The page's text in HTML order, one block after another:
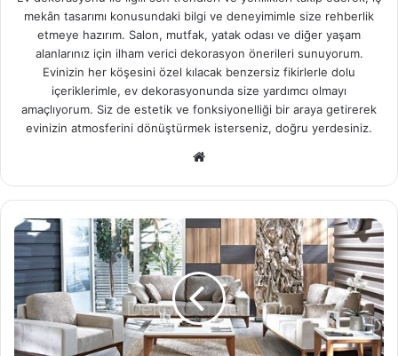
mekân tasarımı konusundaki bilgi ve deneyimimle size rehberlik
etmeye hazırım. Salon, mutfak, yatak odası ve diğer yaşam
alanlarınız için ilham verici dekorasyon önerileri sunuyorum.
Evinizin her köşesini özel kılacak benzersiz fikirlerle dolu
içeriklerimle, ev dekorasyonunda size yardımcı olmayı
amaçlıyorum. Siz de estetik ve fonksiyonelliği bir araya getirerek
evinizin atmosferini dönüştürmek isterseniz, doğru yerdesiniz.
sit
esi